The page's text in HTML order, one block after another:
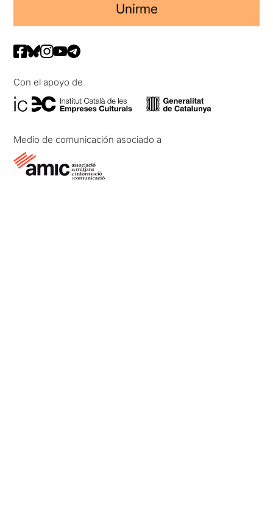
Unirme
Con el apoyo de
Medio de comunicación asociado a